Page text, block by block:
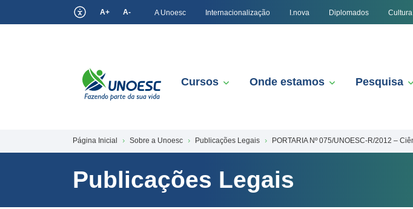
A+ A- A Unoesc Internacionalização I.nova Diplomados Cultura
Cursos Onde estamos Pesquisa
Página Inicial Sobre a Unoesc Publicações Legais PORTARIA Nº 075/UNOESC-R/2012 –
Publicações Legais